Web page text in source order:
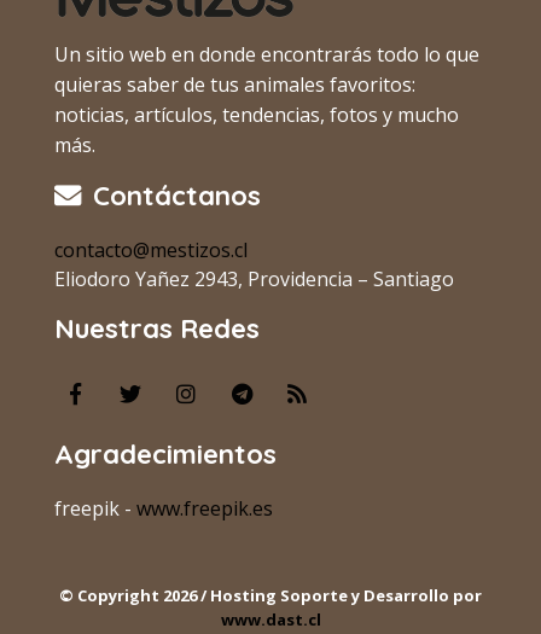
Un sitio web en donde encontrarás todo lo que
quieras saber de tus animales favoritos:
noticias, artículos, tendencias, fotos y mucho
más.
Contáctanos
contacto@mestizos.cl
Eliodoro Yañez 2943, Providencia – Santiago
Nuestras Redes
Agradecimientos
freepik - www.freepik.es
© Copyright 2026 / Hosting Soporte y Desarrollo por
www.dast.cl